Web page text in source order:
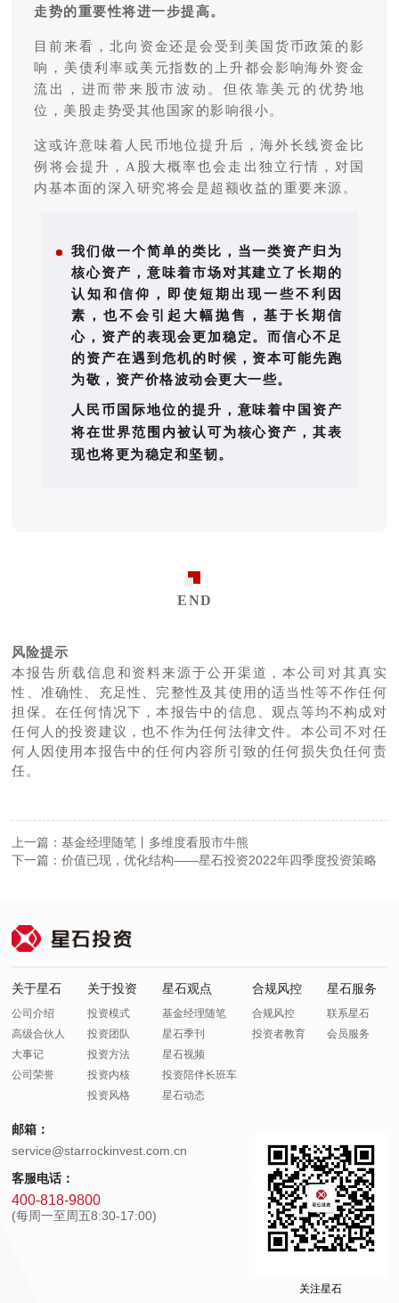
走势的重要性将进一步提高。
目前来看，北向资金还是会受到美国货币政策的影
响，美债利率或美元指数的上升都会影响海外资金
流出，进而带来股市波动。但依靠美元的优势地
位，美股走势受其他国家的影响很小。
这或许意味着人民币地位提升后，海外长线资金比
例将会提升，A股大概率也会走出独立行情，对国
内基本面的深入研究将会是超额收益的重要来源。
我们做一个简单的类比，当一类资产归为
核心资产，意味着市场对其建立了长期的
认知和信仰，即使短期出现一些不利因
素，也不会引起大幅抛售，基于长期信
心，资产的表现会更加稳定。而信心不足
的资产在遇到危机的时候，资本可能先跑
为敬，资产价格波动会更大一些。
人民币国际地位的提升，意味着中国资产
将在世界范围内被认可为核心资产，其表
现也将更为稳定和坚韧。
END
风险提示
本报告所载信息和资料来源于公开渠道，本公司对其真实
性、准确性、充足性、完整性及其使用的适当性等不作任何
担保。在任何情况下，本报告中的信息、观点等均不构成对
任何人的投资建议，也不作为任何法律文件。本公司不对任
何人因使用本报告中的任何内容所引致的任何损失负任何责
任。
上一篇：基金经理随笔丨多维度看股市牛熊
下一篇：价值已现，优化结构——星石投资2022年四季度投资策略
关于星石
公司介绍
高级合伙人
大事记
公司荣誉
关于投资
投资模式
投资团队
投资方法
投资内核
投资风格
星石观点
基金经理随笔
星石季刊
星石视频
投资陪伴长班车
星石动态
合规风控
合规风控
投资者教育
星石服务
联系星石
会员服务
邮箱：
service@starrockinvest.com.cn
客服电话：
400-818-9800
(每周一至周五8:30-17:00)
关注星石